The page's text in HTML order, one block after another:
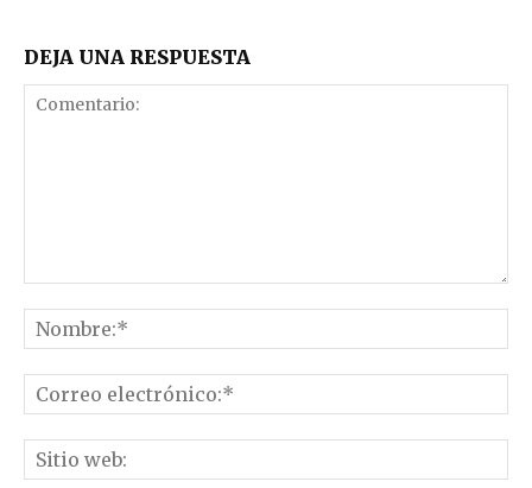
DEJA UNA RESPUESTA